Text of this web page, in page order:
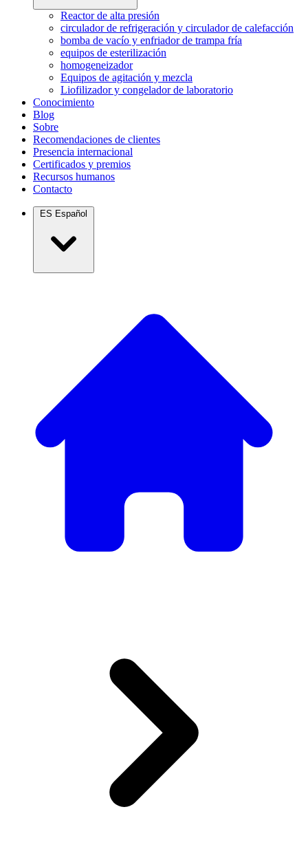
Reactor de alta presión
circulador de refrigeración y circulador de calefacción
bomba de vacío y enfriador de trampa fría
equipos de esterilización
homogeneizador
Equipos de agitación y mezcla
Liofilizador y congelador de laboratorio
Conocimiento
Blog
Sobre
Recomendaciones de clientes
Presencia internacional
Certificados y premios
Recursos humanos
Contacto
ES Español